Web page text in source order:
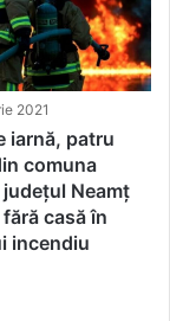
2021
iarnă, patru
comuna
Neamț
casă în
incendiu